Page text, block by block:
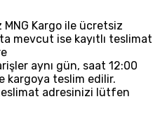
Kargo ile ücretsiz
mevcut ise kayıtlı teslimat
aynı gün, saat 12:00
kargoya teslim edilir.
adresinizi lütfen